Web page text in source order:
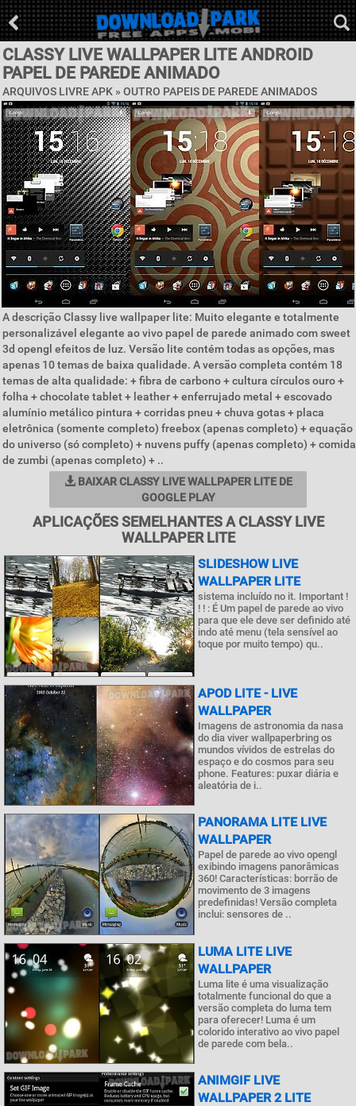
CLASSY LIVE WALLPAPER LITE ANDROID
PAPEL DE PAREDE ANIMADO
ARQUIVOS LIVRE APK » OUTRO PAPEIS DE PAREDE ANIMADOS
A descrição Classy live wallpaper lite: Muito elegante e totalmente
personalizável elegante ao vivo papel de parede animado com sweet
3d opengl efeitos de luz. Versão lite contém todas as opções, mas
apenas 10 temas de baixa qualidade. A versão completa contém 18
temas de alta qualidade: + fibra de carbono + cultura círculos ouro +
folha + chocolate tablet + leather + enferrujado metal + escovado
alumínio metálico pintura + corridas pneu + chuva gotas + placa
eletrônica (somente completo) freebox (apenas completo) + equação
do universo (só completo) + nuvens puffy (apenas completo) + comida
de zumbi (apenas completo) + ..
BAIXAR CLASSY LIVE WALLPAPER LITE DE
GOOGLE PLAY
APLICAÇÕES SEMELHANTES A CLASSY LIVE
WALLPAPER LITE
SLIDESHOW LIVE
WALLPAPER LITE
sistema incluído no it. Important !
! ! : É Um papel de parede ao vivo
para que ele deve ser definido até
indo até menu (tela sensível ao
toque por muito tempo) qu..
APOD LITE - LIVE
WALLPAPER
Imagens de astronomia da nasa
do dia viver wallpaperbring os
mundos vívidos de estrelas do
espaço e do cosmos para seu
phone. Features: puxar diária e
aleatória de i..
PANORAMA LITE LIVE
WALLPAPER
Papel de parede ao vivo opengl
exibindo imagens panorâmicas
360! Características: borrão de
movimento de 3 imagens
predefinidas! Versão completa
inclui: sensores de ..
LUMA LITE LIVE
WALLPAPER
Luma lite é uma visualização
totalmente funcional do que a
versão completa do luma tem
para oferecer! Luma é um
colorido interativo ao vivo papel
de parede com bela..
ANIMGIF LIVE
WALLPAPER 2 LITE